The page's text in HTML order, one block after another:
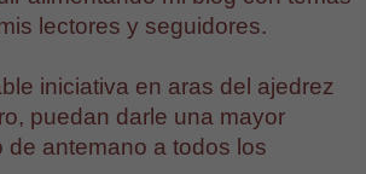
lectores y seguidores.
iniciativa en aras del ajedrez
puedan darle una mayor
antemano a todos los